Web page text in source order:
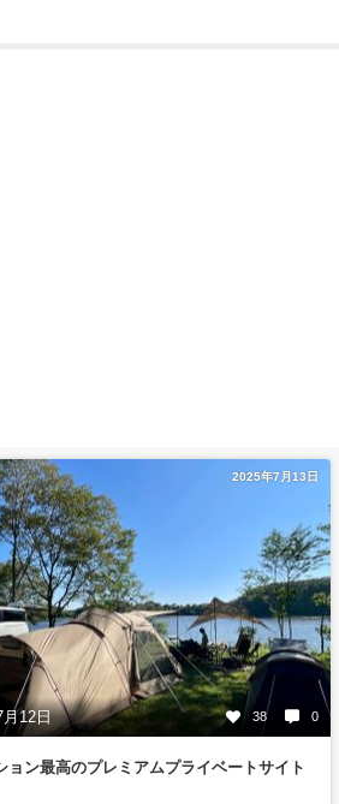
2025年7月13日
月12日 38 0
ョン最高のプレミアムプライベートサイト